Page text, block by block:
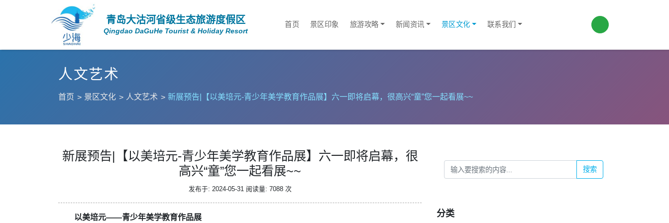
青岛大沽河省级生态旅游度假区
Qingdao DaGuHe Tourist & Holiday Resort
首页 景区印象 旅游攻略 新闻资讯 景区文化 联系我们
人文艺术
首页 景区文化 人文艺术 新展预告|【以美培元-青少年美学教育作品展】六一即将启幕，很高兴“童”您一起看展~~
新展预告|【以美培元-青少年美学教育作品展】六一即将启幕，很
高兴“童”您一起看展~~
发布于: 2024-05-31 阅读量: 7088 次
以美培元——青少年美学教育作品展
搜索
分类